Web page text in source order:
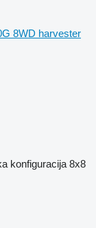
8WD harvester
konfiguracija 8x8